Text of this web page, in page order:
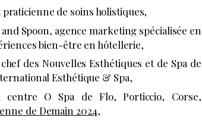
praticienne de soins holistiques,
Spoon, agence marketing spécialisée en
bien-être en hôtellerie,
des Nouvelles Esthétiques et de Spa de
Esthétique & Spa,
centre O Spa de Flo, Porticcio, Corse,
de Demain 2024,